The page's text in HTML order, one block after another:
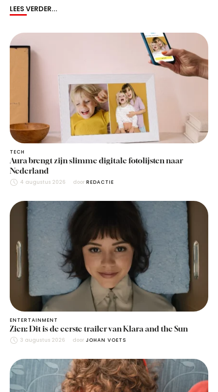
LEES VERDER...
TECH
Aura brengt zijn slimme digitale fotolijsten naar
Nederland
4 augustus 2026 door REDACTIE
ENTERTAINMENT
Zien: Dit is de eerste trailer van Klara and the Sun
3 augustus 2026 door JOHAN VOETS